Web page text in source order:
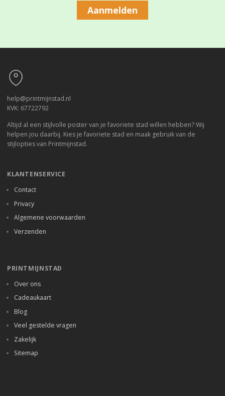
Aanmelden
help@printmijnstad.nl
KVK: 67722792
Altijd al een stijlvolle poster van je favoriete stad willen hebben? Wij
helpen jou daarbij. Kies je favoriete stad en maak gebruik van de
stijlopties van Printmijnstad.
KLANTENSERVICE
Contact
Privacy
Algemene voorwaarden
Verzenden
PRINTMIJNSTAD
Over ons
Cadeaukaart
Blog
Veel gestelde vragen
Zakelijk
Sitemap